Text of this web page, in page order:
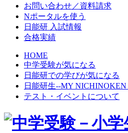
お問い合わせ／資料請求
Nポータルを使う
日能研 入試情報
合格実績
HOME
中学受験が気になる
日能研での学びが気になる
日能研生--MY
テスト・イベントについて